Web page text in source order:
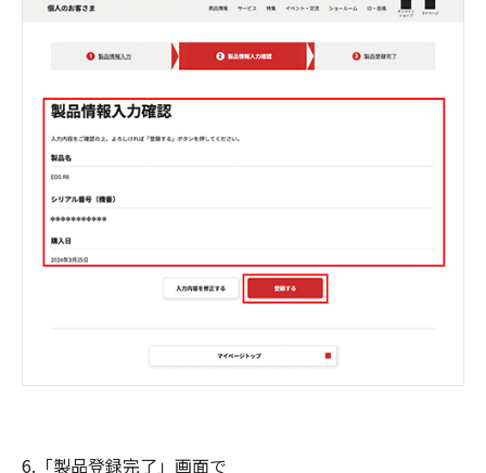
6.「製品登録完了」画面で